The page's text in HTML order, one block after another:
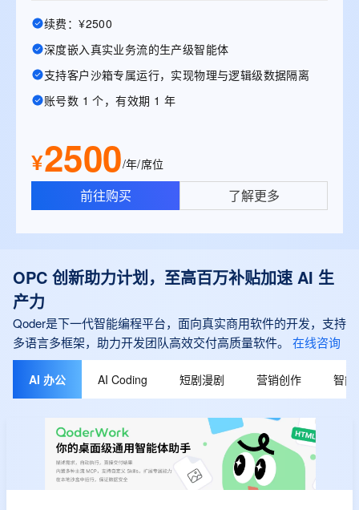
续费：¥2500
深度嵌入真实业务流的生产级智能体
支持客户沙箱专属运行，实现物理与逻辑级数据隔离
账号数 1 个，有效期 1 年
¥2500/年/席位
前往购买 了解更多
OPC 创新助力计划，至高百万补贴加速 AI 生
产力
Qoder是下一代智能编程平台，面向真实商用软件的开发，支持
多语言多框架，助力开发团队高效交付高质量软件。
在线咨询
AI 办公 AI Coding 短剧漫剧 营销创作 智能